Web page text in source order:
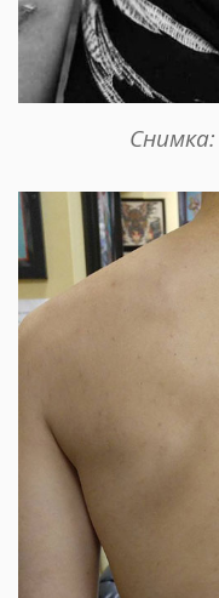
Снимка: